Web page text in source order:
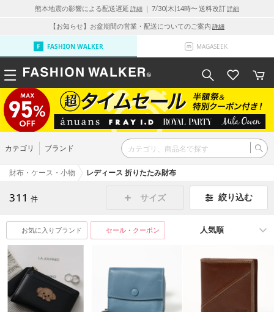
熊本地震の影響による配送遅延 詳細 ｜ 7/30(木)14時〜 送料改訂詳細
【お知らせ】お盆期間の営業・配送についてのご案内 詳細
FASHION WALKER MAGASEEK
カテゴリ ブランド
財布・ケース・小物 レディース 折りたたみ財布
311 件 サイズ 絞り込む
お気に入りブランド セール・クーポン